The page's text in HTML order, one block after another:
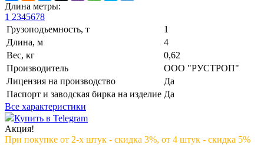
Длина метры:
1 2345678
Грузоподъемность, т
1
Длина, м
4
Вес, кг
0,62
Производитель
ООО "РУСТРОП"
Лицензия на производство
Да
Паспорт и заводская бирка на изделие Да
Все характеристики
Купить в Telegram
Акция!
При покупке от 2-х штук - скидка 3%, от 4 штук - скидка 5%